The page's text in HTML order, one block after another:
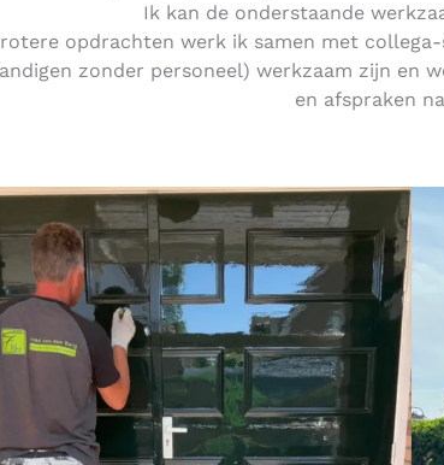
Ik kan de onderstaande
opdrachten werk ik samen met
zonder personeel) werkzaam zijn en
en afspraken